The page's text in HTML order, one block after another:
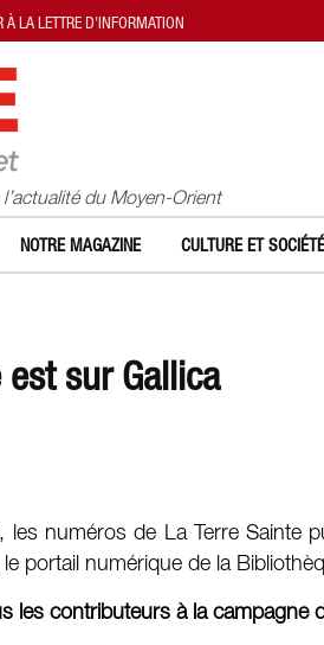
du Moyen-Orient
NOTRE MAGAZINE CULTURE ET SOCIÉTÉ
est sur Gallica
les numéros de La Terre Sainte
portail numérique de la
les contributeurs à la campagne
À LA LETTRE D'INFORMATION